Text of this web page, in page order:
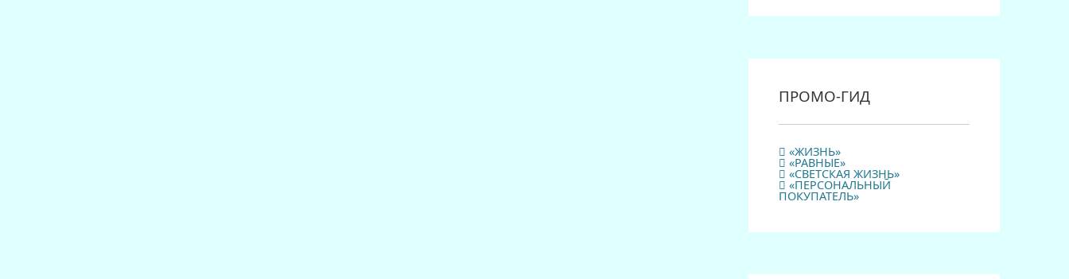
ПРОМО-ГИД
«ЖИЗНЬ»
«РАВНЫЕ»
«СВЕТСКАЯ ЖИЗНЬ»
«ПЕРСОНАЛЬНЫЙ
ПОКУПАТЕЛЬ»